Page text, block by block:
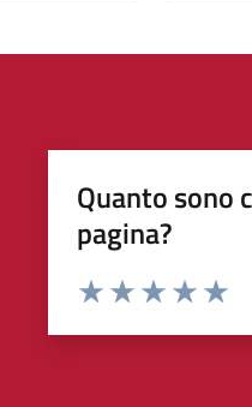
Quanto sono
pagina?
Valuta da 1 a 5 stelle la pagina